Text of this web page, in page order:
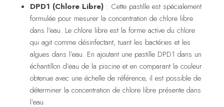
DPD1 (Chlore Libre) : Cette pastille est spécialement
formulée pour mesurer la concentration de chlore libre
dans l’eau. Le chlore libre est la forme active du chlore
qui agit comme désinfectant, tuant les bactéries et les
algues dans l’eau. En ajoutant une pastille DPD1 dans un
échantillon d’eau de la piscine et en comparant la couleur
obtenue avec une échelle de référence, il est possible de
déterminer la concentration de chlore libre présente dans
l’eau.